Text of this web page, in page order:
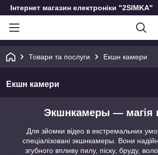
Інтернет магазин електроніки "2SIMKA"
Товари та послуги Екшн камери
Екшн камери
Экшнкамеры — магія
Для зйомки відео в екстремальних
спеціалізовані экшнкамеры. Вони
згубного впливу пилу, піску, бруду,